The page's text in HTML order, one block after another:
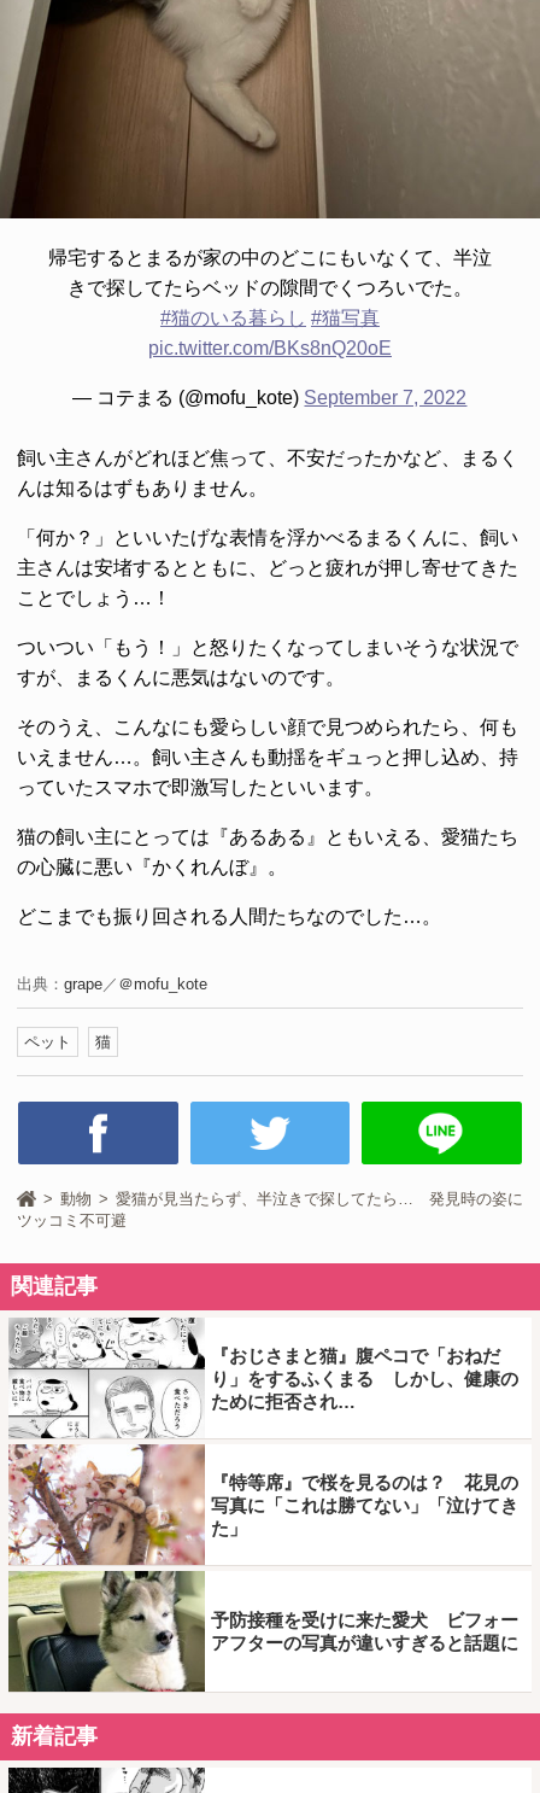
帰宅するとまるが家の中のどこにもいなくて、半泣
きで探してたらベッドの隙間でくつろいでた。
#猫のいる暮らし #猫写真
pic.twitter.com/BKs8nQ20oE
— コテまる (@mofu_kote) September 7, 2022
飼い主さんがどれほど焦って、不安だったかなど、まるく
んは知るはずもありません。
「何か？」といいたげな表情を浮かべるまるくんに、飼い
主さんは安堵するとともに、どっと疲れが押し寄せてきた
ことでしょう…！
ついつい「もう！」と怒りたくなってしまいそうな状況で
すが、まるくんに悪気はないのです。
そのうえ、こんなにも愛らしい顔で見つめられたら、何も
いえません…。飼い主さんも動揺をギュっと押し込め、持
っていたスマホで即激写したといいます。
猫の飼い主にとっては『あるある』ともいえる、愛猫たち
の心臓に悪い『かくれんぼ』。
どこまでも振り回される人間たちなのでした…。
出典： grape／ ＠mofu_kote
ペット 猫
動物
愛猫が見当たらず、半泣きで探してたら… 発見時の姿に
ツッコミ不可避
関連記事
『おじさまと猫』腹ペコで「おねだ
り」をするふくまる しかし、健康の
ために拒否され…
『特等席』で桜を見るのは？ 花見の
写真に「これは勝てない」「泣けてき
た」
予防接種を受けに来た愛犬 ビフォー
アフターの写真が違いすぎると話題に
新着記事